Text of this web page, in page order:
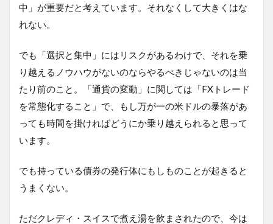
中」が重要だと考えています。それなくして大きくはな
れない。
でも「選択と集中」にはリスクがあるわけで、それを乗
り越えるノウハウがないのならやるべきじゃないのは当
たり前のこと。「通貨の変動」に関しては「FXトレード
を常態化すること」で、もし万が一の米ドルの暴落があ
っても時間を掛ければどうにか乗り越えられると思って
います。
でも持っている債券の発行体にもしものことが起きると
うまくない。
ただクレディ・スイスで煮え湯を飲まされたので、今は